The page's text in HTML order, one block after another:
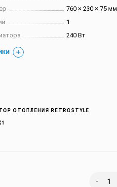
760 × 230 × 75 мм
1
240 Вт
ОТОПЛЕНИЯ RETROSTYLE
-